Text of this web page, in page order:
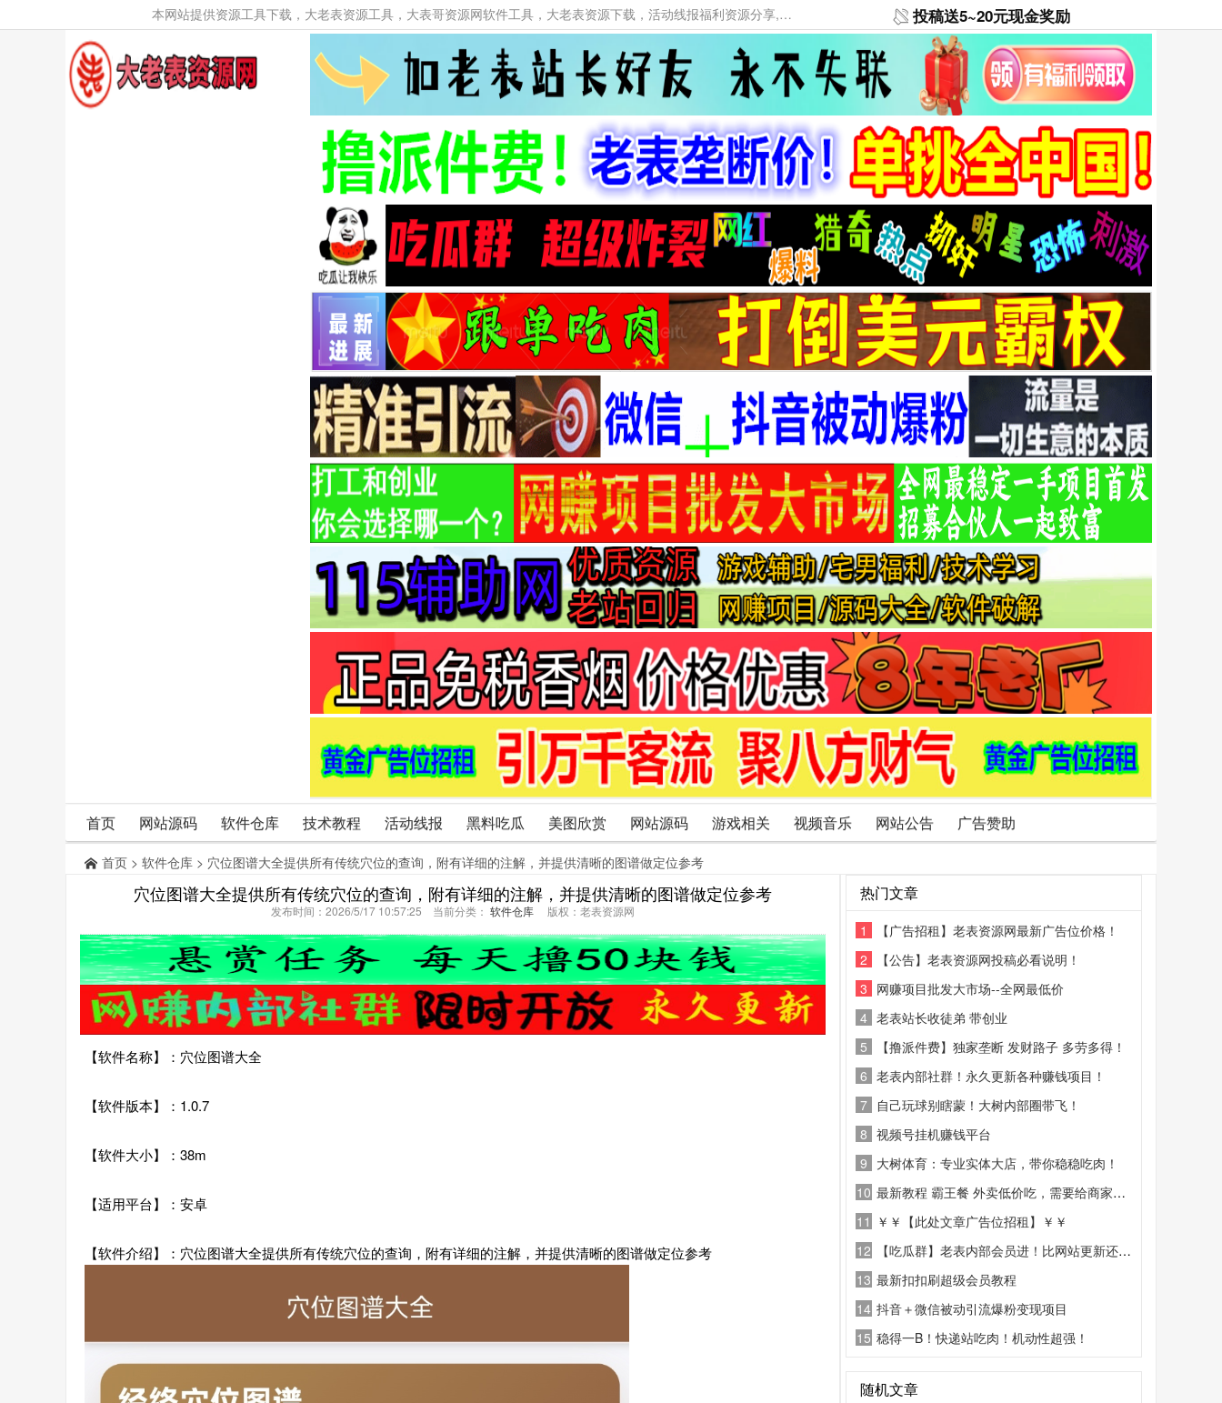
本网站提供资源工具下载，大老表资源工具，大表哥资源网软件工具，大老表资源下载，活动线报福利资源分享,活动线报，大型网游经典游戏，网络热门技术游戏辅助交流与分享。 投稿送5~20元现金奖励
首页 网站源码 软件仓库 技术教程 活动线报 黑料吃瓜 美图欣赏 网站源码 游戏相关 视频音乐 网站公告 广告赞助
首页 > 软件仓库 > 穴位图谱大全提供所有传统穴位的查询，附有详细的注解，并提供清晰的图谱做定位参考
穴位图谱大全提供所有传统穴位的查询，附有详细的注解，并提供清晰的图谱做定位参考
发布时间：2026/5/17 10:57:25 当前分类： 软件仓库 版权：老表资源网
【软件名称】：穴位图谱大全
【软件版本】：1.0.7
【软件大小】：38m
【适用平台】：安卓
【软件介绍】：穴位图谱大全提供所有传统穴位的查询，附有详细的注解，并提供清晰的图谱做定位参考
热门文章
1
【广告招租】老表资源网最新广告位价格！
2
【公告】老表资源网投稿必看说明！
3 网赚项目批发大市场--全网最低价
4 老表站长收徒弟 带创业
5
【撸派件费】独家垄断 发财路子 多劳多得！
6 老表内部社群！永久更新各种赚钱项目！
7 自己玩球别瞎蒙！大树内部圈带飞！
8 视频号挂机赚钱平台
9 大树体育：专业实体大店，带你稳稳吃肉！
10 最新教程 霸王餐 外卖低价吃，需要给商家好评
11 ￥￥【此处文章广告位招租】￥￥
12
【吃瓜群】老表内部会员进！比网站更新还精彩！
13 最新扣扣刷超级会员教程
14 抖音＋微信被动引流爆粉变现项目
15 稳得一B！快递站吃肉！机动性超强！
随机文章